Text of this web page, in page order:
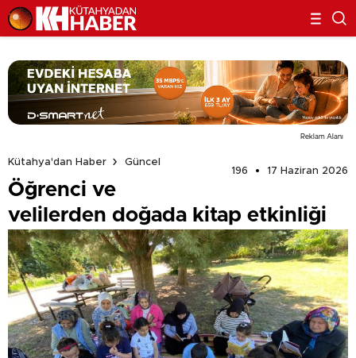
Reklam Alanı
Kütahya'dan Haber
Güncel
196
17 Haziran 2026
Öğrenci ve
velilerden doğada kitap etkinliği